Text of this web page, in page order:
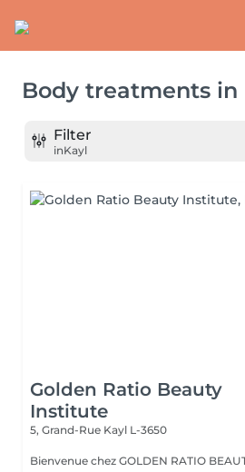
Body treatments in
Filter
inKayl
Golden Ratio Beauty
Institute
5, Grand-Rue Kayl L-3650
Bienvenue chez GOLDEN RATIO BEAUTY INSTITUTE Un lieu où